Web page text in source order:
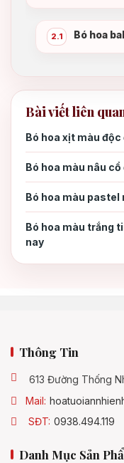
2.1 Bó hoa
3.
3. Mua
giá 1kg
3.1 Cách tính
Bài viết liên
Bó hoa xịt màu
Bó hoa màu nâu
Bó hoa màu pastel
Bó hoa màu trắng
nay
Thông Tin
613 Đường Thống
Mail:
SĐT: 0938.494.119
Danh Mục Sản